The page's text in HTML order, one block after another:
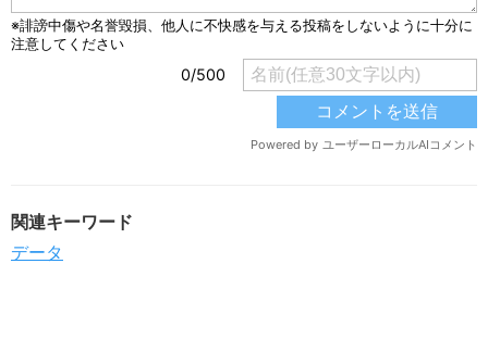
関連キーワード
データ